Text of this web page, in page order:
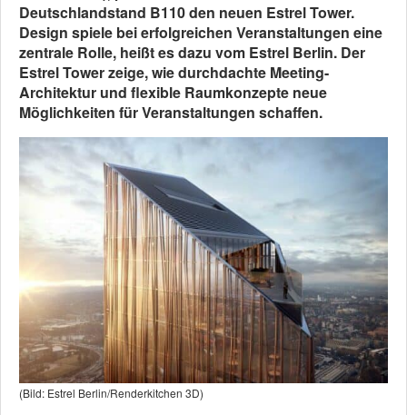
Deutschlandstand B110 den neuen Estrel Tower.
Design spiele bei erfolgreichen Veranstaltungen eine
zentrale Rolle, heißt es dazu vom Estrel Berlin. Der
Estrel Tower zeige, wie durchdachte Meeting-
Architektur und flexible Raumkonzepte neue
Möglichkeiten für Veranstaltungen schaffen.
(Bild: Estrel Berlin/Renderkitchen 3D)